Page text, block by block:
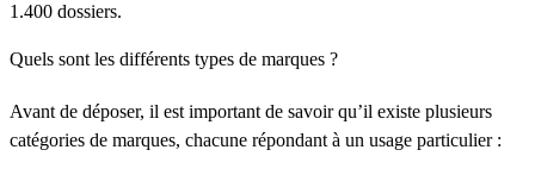
1.400 dossiers.
Quels sont les différents types de marques ?
Avant de déposer, il est important de savoir qu’il existe plusieurs
catégories de marques, chacune répondant à un usage particulier :